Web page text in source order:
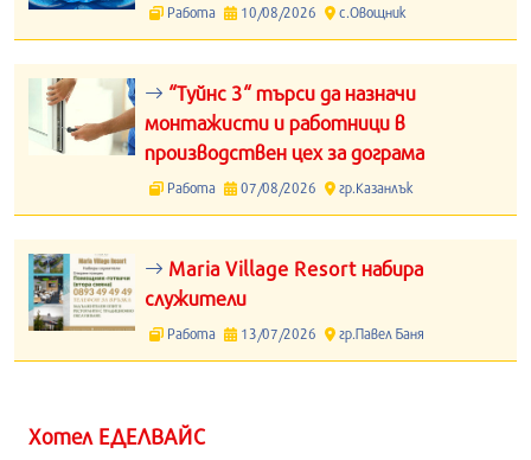
Работа 10/08/2026 с.Овощник
“Туйнс 3“ търси да назначи
монтажисти и работници в
производствен цех за дограма
Работа 07/08/2026 гр.Казанлък
Maria Village Resort набира
служители
Работа 13/07/2026 гр.Павел Баня
Хотел ЕДЕЛВАЙС